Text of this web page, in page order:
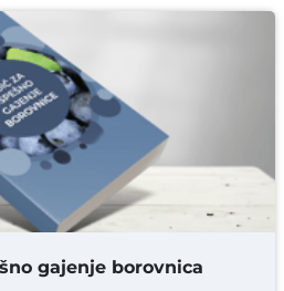
KOMENTAR
gajenje borovnica